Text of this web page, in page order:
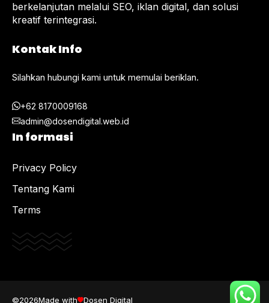
berkelanjutan melalui SEO, iklan digital, dan solusi
kreatif terintegrasi.
Kontak Info
Silahkan hubungi kami untuk memulai beriklan.
+62 8170009168
admin@dosendigital.web.id
In formasi
Privacy Policy
Tentang Kami
Terms
©2026Made with Dosen Digital